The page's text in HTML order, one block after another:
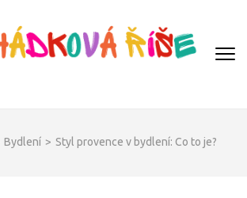
Bydlení > Styl provence v bydlení: Co to je?